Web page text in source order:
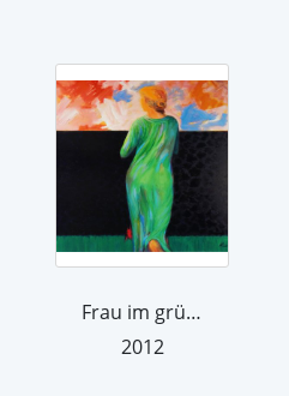
Frau im grünen Kleid
2012